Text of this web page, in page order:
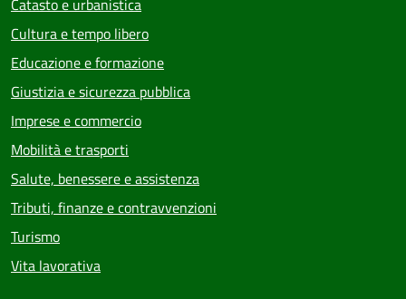
Catasto e urbanistica
Cultura e tempo libero
Educazione e formazione
Giustizia e sicurezza pubblica
Imprese e commercio
Mobilità e trasporti
Salute, benessere e assistenza
Tributi, finanze e contravvenzioni
Turismo
Vita lavorativa